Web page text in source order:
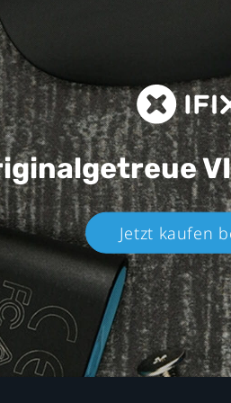
Jetzt kaufen